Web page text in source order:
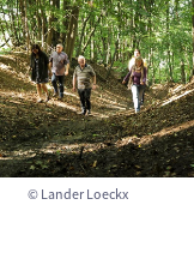
© Lander Loeckx